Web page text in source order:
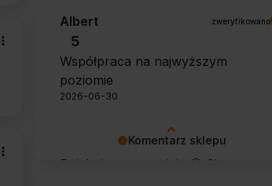
Komentarz sklepu
Dziękujemy za opinię 🙂 Cieszymy
Albert zweryfikowano
5
Współpraca na najwyższym
poziomie
2026-06-30